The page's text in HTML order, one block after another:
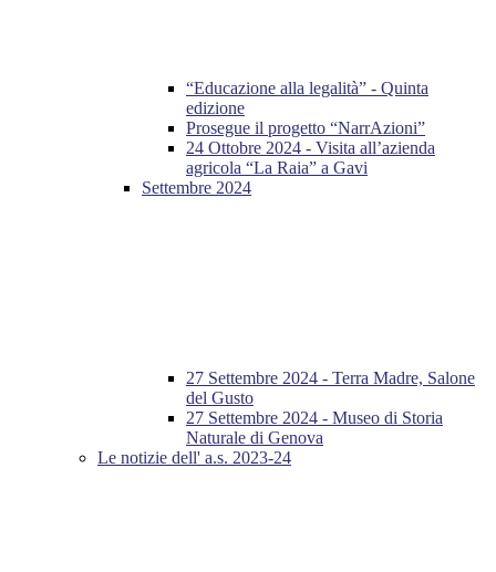
“Educazione alla legalità” - Quinta
edizione
Prosegue il progetto “NarrAzioni”
24 Ottobre 2024 - Visita all’azienda
agricola “La Raia” a Gavi
Settembre 2024
27 Settembre 2024 - Terra Madre, Salone
del Gusto
27 Settembre 2024 - Museo di Storia
Naturale di Genova
Le notizie dell' a.s. 2023-24